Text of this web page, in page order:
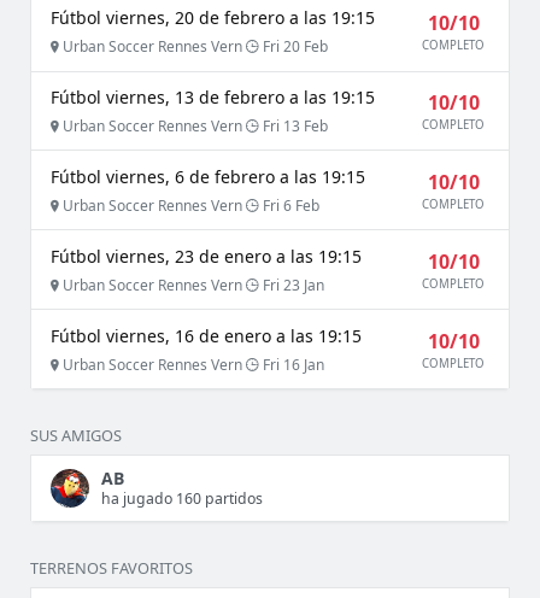
Fútbol viernes, 20 de febrero a las 19:15
Urban Soccer Rennes Vern Fri 20 Feb
10/10
COMPLETO
Fútbol viernes, 13 de febrero a las 19:15
Urban Soccer Rennes Vern Fri 13 Feb
10/10
COMPLETO
Fútbol viernes, 6 de febrero a las 19:15
Urban Soccer Rennes Vern Fri 6 Feb
10/10
COMPLETO
Fútbol viernes, 23 de enero a las 19:15
Urban Soccer Rennes Vern Fri 23 Jan
10/10
COMPLETO
Fútbol viernes, 16 de enero a las 19:15
Urban Soccer Rennes Vern Fri 16 Jan
10/10
COMPLETO
SUS AMIGOS
AB
ha jugado 160 partidos
TERRENOS FAVORITOS